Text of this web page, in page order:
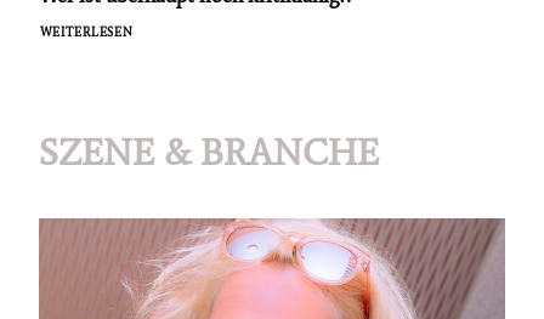
WEITERLESEN
SZENE & BRANCHE